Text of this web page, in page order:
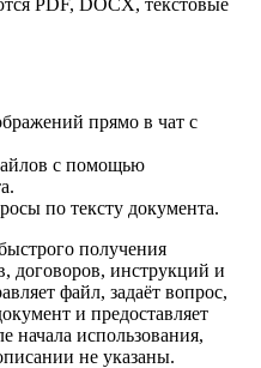
прямо в чат с
с помощью
по тексту документа.
получения
договоров, инструкций и
файл, задаёт вопрос,
и предоставляет
начала использования,
не указаны.